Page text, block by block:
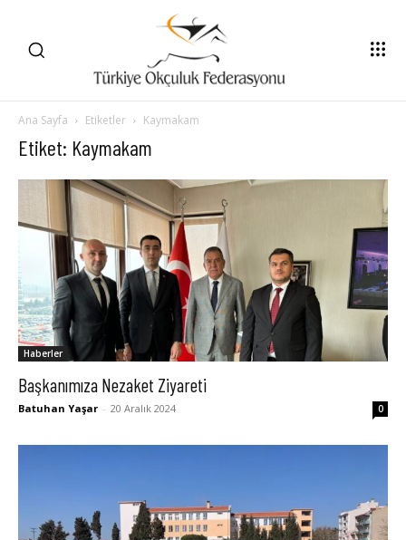
Ana Sayfa Etiketler Kaymakam
Etiket: Kaymakam
Haberler
Başkanımıza Nezaket Ziyareti
Batuhan Yaşar - 20 Aralık 2024 0